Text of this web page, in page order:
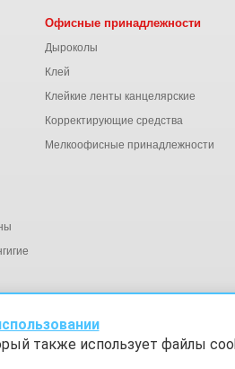
Офисные принадлежности
Дыроколы
Клей
Клейкие ленты канцелярские
Корректирующие средства
Мелкоофисные принадлежности
также использует файлы